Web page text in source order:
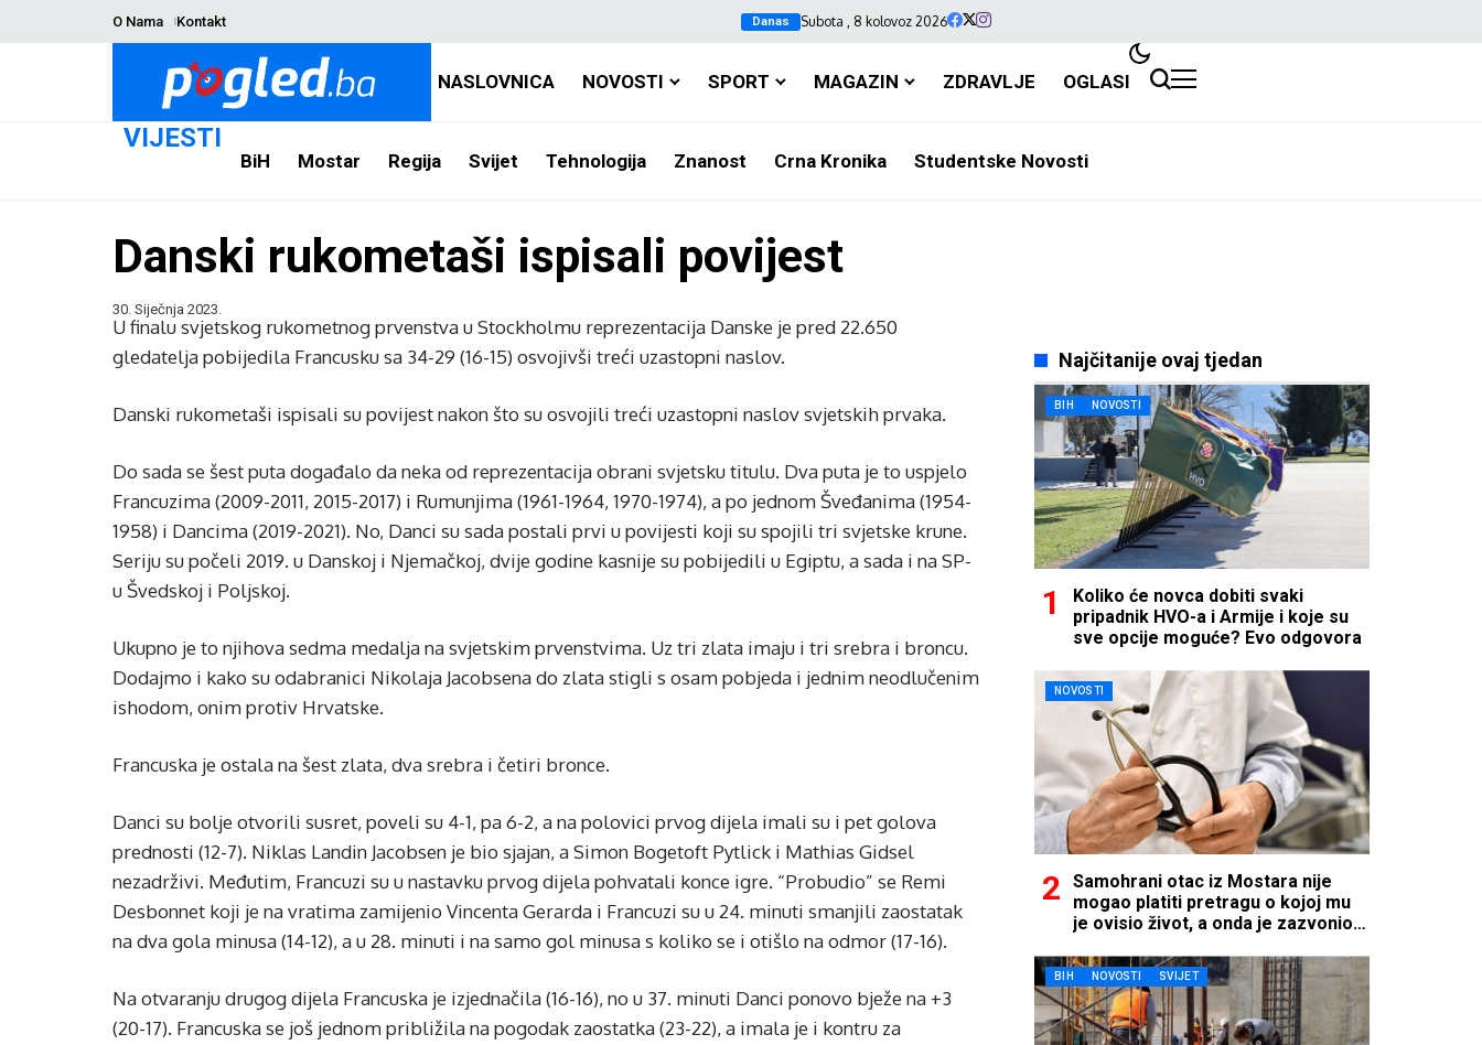
O Nama Kontakt Danas Subota , 8 kolovoz 2026
NASLOVNICA NOVOSTI SPORT MAGAZIN ZDRAVLJE OGLASI
VIJESTI
BiH Mostar Regija Svijet Tehnologija Znanost Crna Kronika Studentske Novosti
Danski rukometaši ispisali povijest
30. Siječnja 2023.
U finalu svjetskog rukometnog prvenstva u Stockholmu reprezentacija Danske je pred 22.650
gledatelja pobijedila Francusku sa 34-29 (16-15) osvojivši treći uzastopni naslov.
Danski rukometaši ispisali su povijest nakon što su osvojili treći uzastopni naslov svjetskih prvaka.
Do sada se šest puta događalo da neka od reprezentacija obrani svjetsku titulu. Dva puta je to uspjelo
Francuzima (2009-2011, 2015-2017) i Rumunjima (1961-1964, 1970-1974), a po jednom Šveđanima (1954-
1958) i Dancima (2019-2021). No, Danci su sada postali prvi u povijesti koji su spojili tri svjetske krune.
Seriju su počeli 2019. u Danskoj i Njemačkoj, dvije godine kasnije su pobijedili u Egiptu, a sada i na SP-
u Švedskoj i Poljskoj.
Ukupno je to njihova sedma medalja na svjetskim prvenstvima. Uz tri zlata imaju i tri srebra i broncu.
Dodajmo i kako su odabranici Nikolaja Jacobsena do zlata stigli s osam pobjeda i jednim neodlučenim
ishodom, onim protiv Hrvatske.
Francuska je ostala na šest zlata, dva srebra i četiri bronce.
Danci su bolje otvorili susret, poveli su 4-1, pa 6-2, a na polovici prvog dijela imali su i pet golova
prednosti (12-7). Niklas Landin Jacobsen je bio sjajan, a Simon Bogetoft Pytlick i Mathias Gidsel
nezadrživi. Međutim, Francuzi su u nastavku prvog dijela pohvatali konce igre. “Probudio” se Remi
Desbonnet koji je na vratima zamijenio Vincenta Gerarda i Francuzi su u 24. minuti smanjili zaostatak
na dva gola minusa (14-12), a u 28. minuti i na samo gol minusa s koliko se i otišlo na odmor (17-16).
Na otvaranju drugog dijela Francuska je izjednačila (16-16), no u 37. minuti Danci ponovo bježe na +3
(20-17). Francuska se još jednom približila na pogodak zaostatka (23-22), a imala je i kontru za
Najčitanije ovaj tjedan
BIH NOVOSTI
Koliko će novca dobiti svaki
pripadnik HVO-a i Armije i koje su
sve opcije moguće? Evo odgovora
NOVOSTI
Samohrani otac iz Mostara nije
mogao platiti pretragu o kojoj mu
je ovisio život, a onda je zazvonio
BIH NOVOSTI SVIJET